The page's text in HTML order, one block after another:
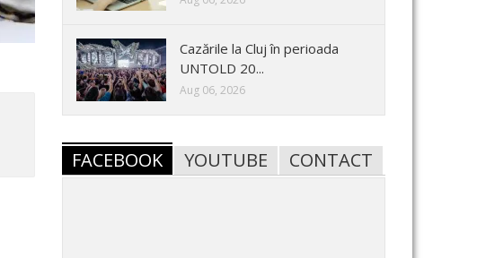
Cazările la Cluj în perioada
UNTOLD 20...
Aug 06, 2026
FACEBOOK YOUTUBE CONTACT